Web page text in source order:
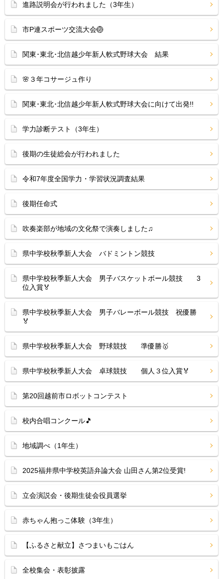
進路説明会が行われました（3年生）
市P連スポーツ交流大会🏐
関東･東北･北信越少年新人軟式野球大会 結果
🌸３年コサージュ作り
関東･東北･北信越少年新人軟式野球大会に向けて出発!!
学力診断テスト（3年生）
後期の生徒総会が行われました
令和7年度全国学力・学習状況調査結果
後期任命式
吹奏楽部が地域の文化祭で演奏しました♫
県中学校秋季新人大会 バドミントン競技
県中学校秋季新人大会 男子バスケットボール競技 3
位入賞🏅
県中学校秋季新人大会 男子バレーボール競技 祝優勝
🏅
県中学校秋季新人大会 野球競技 準優勝🥇
県中学校秋季新人大会 卓球競技 個人３位入賞🏅
第20回越前市ロボットコンテスト
校内合唱コンクール🎵
地域調べ（1年生）
2025福井県中学校英語弁論大会 山田さん第2位受賞!
立会演説会・後期生徒会役員選挙
赤ちゃん抱っこ体験（3年生）
【ふるさと献立】さつまいもごはん
全校集会・表彰披露